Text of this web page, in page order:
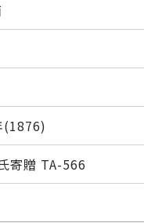
(1876)
寄贈 TA-566